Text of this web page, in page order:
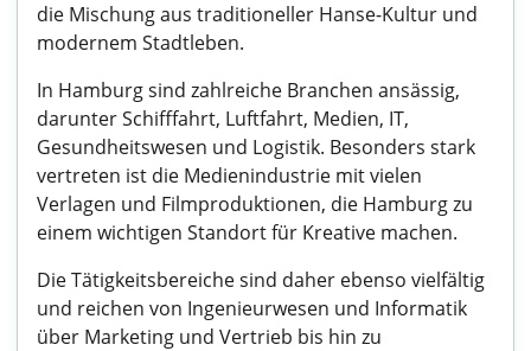
die Mischung aus traditioneller Hanse-Kultur und
modernem Stadtleben.
In Hamburg sind zahlreiche Branchen ansässig,
darunter Schifffahrt, Luftfahrt, Medien, IT,
Gesundheitswesen und Logistik. Besonders stark
vertreten ist die Medienindustrie mit vielen
Verlagen und Filmproduktionen, die Hamburg zu
einem wichtigen Standort für Kreative machen.
Die Tätigkeitsbereiche sind daher ebenso vielfältig
und reichen von Ingenieurwesen und Informatik
über Marketing und Vertrieb bis hin zu